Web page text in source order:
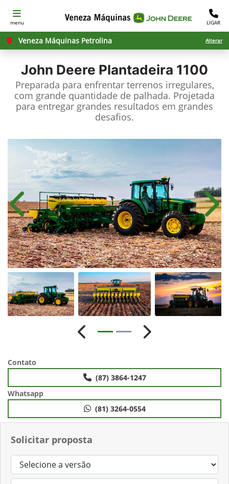
menu LIGAR
Veneza Máquinas Petrolina Alterar
John Deere Plantadeira 1100
Preparada para enfrentar terrenos irregulares,
com grande quantidade de palhada. Projetada
para entregar grandes resultados em grandes
desafios.
Solicitar proposta
Anterior
Anterior Próximo
Contato
(87) 3864-1247
Whatsapp
(81) 3264-0554